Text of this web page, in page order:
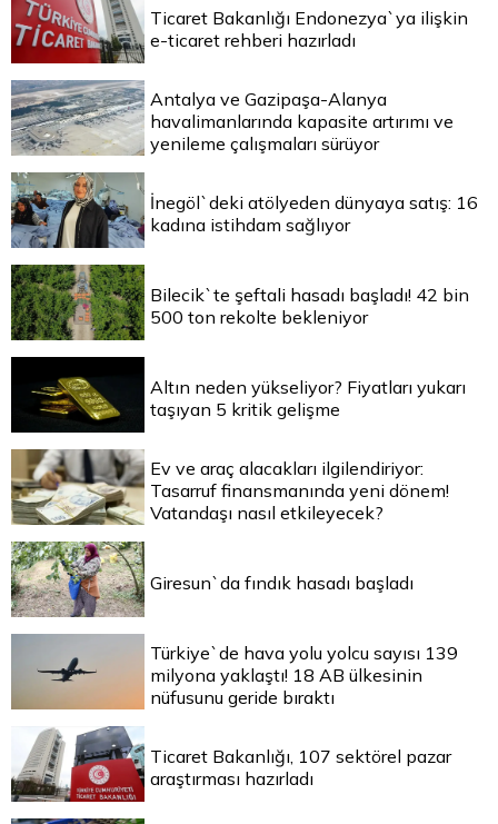
Ticaret Bakanlığı Endonezya`ya ilişkin
e-ticaret rehberi hazırladı
Antalya ve Gazipaşa-Alanya
havalimanlarında kapasite artırımı ve
yenileme çalışmaları sürüyor
İnegöl`deki atölyeden dünyaya satış: 16
kadına istihdam sağlıyor
Bilecik`te şeftali hasadı başladı! 42 bin
500 ton rekolte bekleniyor
Altın neden yükseliyor? Fiyatları yukarı
taşıyan 5 kritik gelişme
Ev ve araç alacakları ilgilendiriyor:
Tasarruf finansmanında yeni dönem!
Vatandaşı nasıl etkileyecek?
Giresun`da fındık hasadı başladı
Türkiye`de hava yolu yolcu sayısı 139
milyona yaklaştı! 18 AB ülkesinin
nüfusunu geride bıraktı
Ticaret Bakanlığı, 107 sektörel pazar
araştırması hazırladı